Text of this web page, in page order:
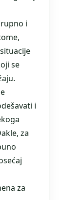
i
se
i
za
za